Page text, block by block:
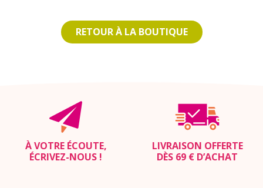
RETOUR À LA BOUTIQUE
À VOTRE ÉCOUTE,
ÉCRIVEZ-NOUS !
LIVRAISON OFFERTE
DÈS 69 € D’ACHAT